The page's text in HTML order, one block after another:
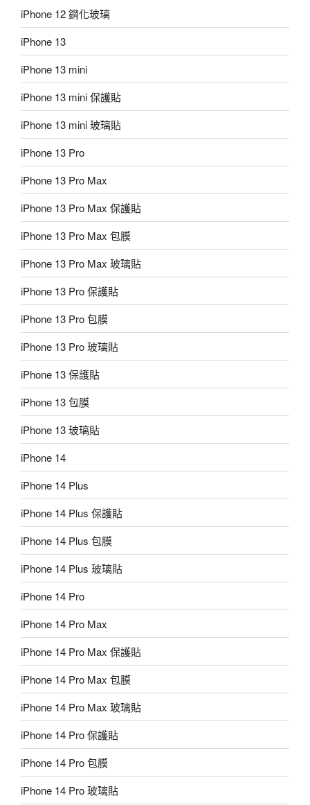
iPhone 12 鋼化玻璃
iPhone 13
iPhone 13 mini
iPhone 13 mini 保護貼
iPhone 13 mini 玻璃貼
iPhone 13 Pro
iPhone 13 Pro Max
iPhone 13 Pro Max 保護貼
iPhone 13 Pro Max 包膜
iPhone 13 Pro Max 玻璃貼
iPhone 13 Pro 保護貼
iPhone 13 Pro 包膜
iPhone 13 Pro 玻璃貼
iPhone 13 保護貼
iPhone 13 包膜
iPhone 13 玻璃貼
iPhone 14
iPhone 14 Plus
iPhone 14 Plus 保護貼
iPhone 14 Plus 包膜
iPhone 14 Plus 玻璃貼
iPhone 14 Pro
iPhone 14 Pro Max
iPhone 14 Pro Max 保護貼
iPhone 14 Pro Max 包膜
iPhone 14 Pro Max 玻璃貼
iPhone 14 Pro 保護貼
iPhone 14 Pro 包膜
iPhone 14 Pro 玻璃貼